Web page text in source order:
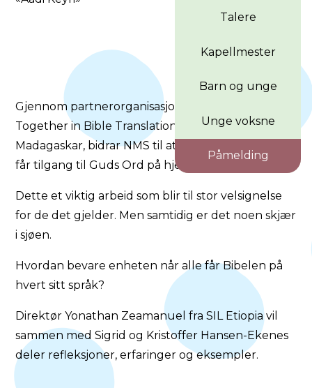
Talere
Kapellmester
Barn og unge
Unge voksne
Påmelding
Gjennom partnerorganisasjonene SIL Etiopia og
Together in Bible Translation (TiBT) på
Madagaskar, bidrar NMS til at nye folkegrupper
får tilgang til Guds Ord på hjertespråket.
Dette et viktig arbeid som blir til stor velsignelse
for de det gjelder. Men samtidig er det noen skjær
i sjøen.
Hvordan bevare enheten når alle får Bibelen på
hvert sitt språk?
Direktør Yonathan Zeamanuel fra SIL Etiopia vil
sammen med Sigrid og Kristoffer Hansen-Ekenes
deler refleksjoner, erfaringer og eksempler.